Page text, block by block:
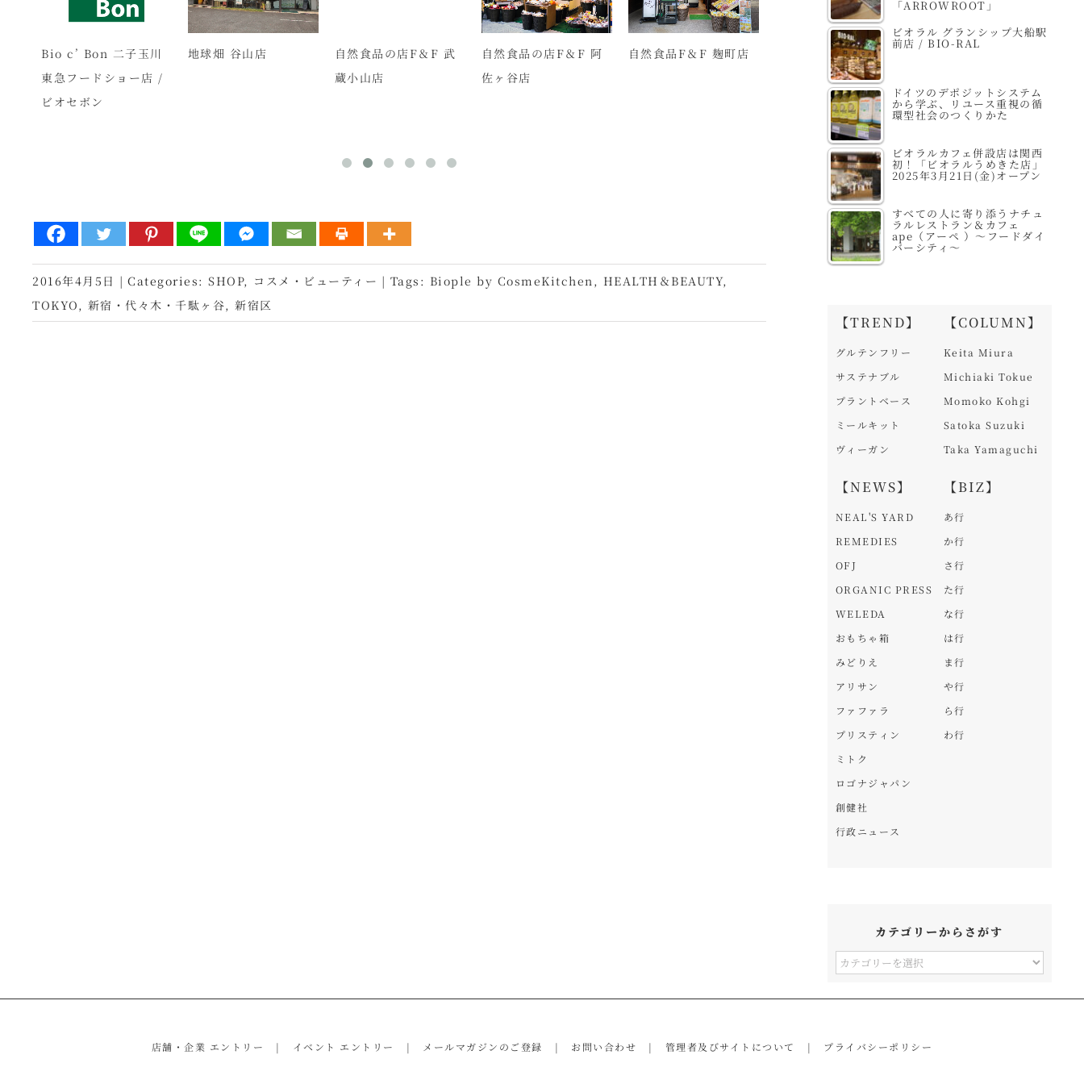
Bio c’ Bon 二子玉川
東急フードショー店 /
ビオセボン
地球畑 谷山店
自然食品の店F＆F 武
蔵小山店
自然食品の店F＆F 阿
佐ヶ谷店
自然食品F＆F 麹町店
Bio c’ Bon GINZA
SIX店 / ビオセボン
Bio c’ Bon 二子玉川
ビオセボン
2016年4月5日 | Categories:SHOP, コスメ・ビューティー | Tags: Biople by CosmeKitchen, HEALTH＆BEAUTY,
TOKYO, 新宿・代々木・千駄ヶ谷,新宿区
「ARROWROOT」
ビオラル グランシップ大船駅
前店 / BIO-RAL
ドイツのデポジットシステム
から学ぶ、リユース重視の循
環型社会のつくりかた
ビオラルカフェ併設店は関西
初！「ビオラルうめきた店」
2025年3月21日(金)オープン
すべての人に寄り添うナチュ
ラルレストラン＆カフェ
ape（アーペ ）～フードダイ
バーシティ～
【TREND】
グルテンフリー
サステナブル
プラントベース
ミールキット
ヴィーガン
【NEWS】
NEAL'S YARD
REMEDIES
OFJ
ORGANIC PRESS
WELEDA
おもちゃ箱
みどりえ
アリサン
ファファラ
プリスティン
ミトク
ロゴナジャパン
創健社
行政ニュース
【COLUMN】
Keita Miura
Michiaki Tokue
Momoko Kohgi
Satoka Suzuki
Taka Yamaguchi
【BIZ】
あ行
か行
さ行
た行
な行
は行
ま行
や行
ら行
わ行
カテゴリーからさがす
カ
ー
店舗・企業 エントリー イベント エントリー メールマガジンのご登録 お問い合わせ 管理者及びサイトについて プライバシーポリシー